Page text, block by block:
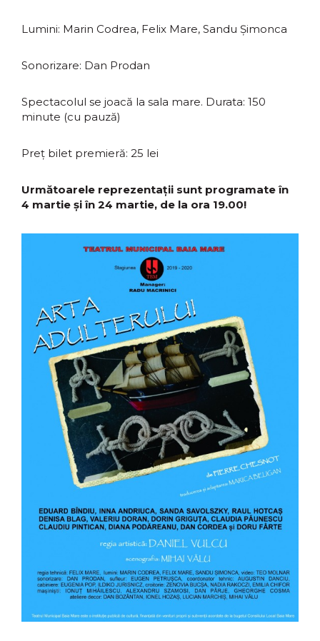
Lumini: Marin Codrea, Felix Mare, Sandu Șimonca
Sonorizare: Dan Prodan
Spectacolul se joacă la sala mare. Durata: 150
minute (cu pauză)
Preț bilet premieră: 25 lei
Următoarele reprezentații sunt programate în
4 martie și în 24 martie, de la ora 19.00!